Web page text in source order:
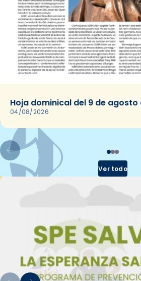
Hoja dominical del 9 de agosto
04/08/2026
Ver todo